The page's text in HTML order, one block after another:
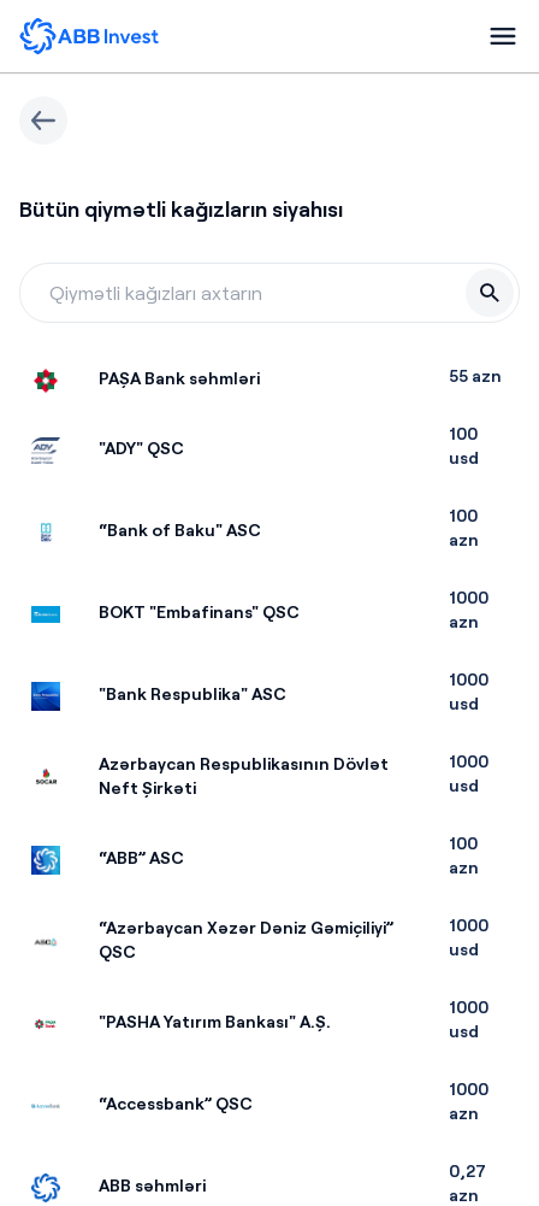
Bütün qiymətli kağızların siyahısı
PAŞA Bank səhmləri 55 azn
"ADY" QSC
100
usd
“Bank of Baku" ASC
100
azn
BOKT "Embafinans" QSC
1000
azn
"Bank Respublika" ASC
1000
usd
Azərbaycan Respublikasının Dövlət
Neft Şirkəti
1000
usd
“ABB” ASC
100
azn
“Azərbaycan Xəzər Dəniz Gəmiçiliyi”
QSC
1000
usd
"PASHA Yatırım Bankası" A.Ş.
1000
usd
“Accessbank” QSC
1000
azn
ABB səhmləri
0,27
azn